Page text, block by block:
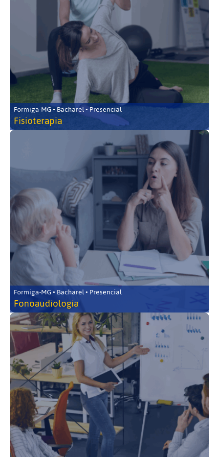
Formiga-MG • Bacharel • Presencial
Fisioterapia
Formiga-MG • Bacharel • Presencial
Fonoaudiologia